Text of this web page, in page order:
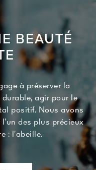
BEAUTÉ
à préserver la
agir pour le
positif. Nous avons
des plus précieux
: l’abeille.